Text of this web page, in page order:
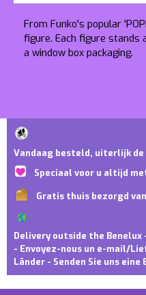
From Funko's popular
figure. Each figure stands
a window box packaging.
Vandaag besteld, uiterlijk
Speciaal voor u altijd
Gratis thuis bezorgd
Delivery outside the Benelux
- Envoyez-nous un e-mail/
Länder - Senden Sie uns eine